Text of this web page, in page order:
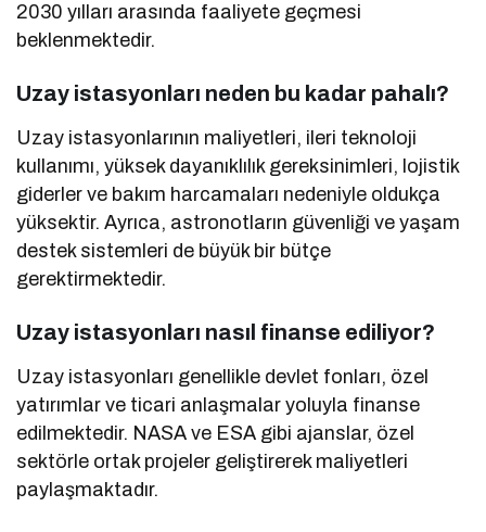
2030 yılları arasında faaliyete geçmesi
beklenmektedir.
Uzay istasyonları neden bu kadar pahalı?
Uzay istasyonlarının maliyetleri, ileri teknoloji
kullanımı, yüksek dayanıklılık gereksinimleri, lojistik
giderler ve bakım harcamaları nedeniyle oldukça
yüksektir. Ayrıca, astronotların güvenliği ve yaşam
destek sistemleri de büyük bir bütçe
gerektirmektedir.
Uzay istasyonları nasıl finanse ediliyor?
Uzay istasyonları genellikle devlet fonları, özel
yatırımlar ve ticari anlaşmalar yoluyla finanse
edilmektedir. NASA ve ESA gibi ajanslar, özel
sektörle ortak projeler geliştirerek maliyetleri
paylaşmaktadır.